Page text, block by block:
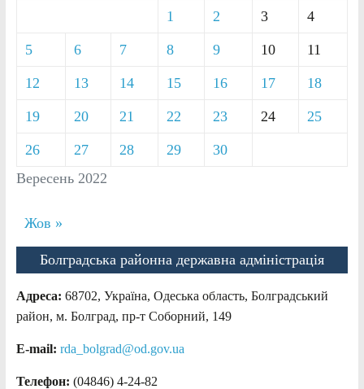
Вересень 2022
1 2 3 4
5 6 7 8 9 10 11
12 13 14 15 16 17 18
19 20 21 22 23 24 25
26 27 28 29 30
Жов »
Болградська районна державна адміністрація
Адреса: 68702, Україна, Одеська область, Болградський
район, м. Болград, пр-т Соборний, 149
E-mail: rda_bolgrad@od.gov.ua
Телефон: (04846) 4-24-82